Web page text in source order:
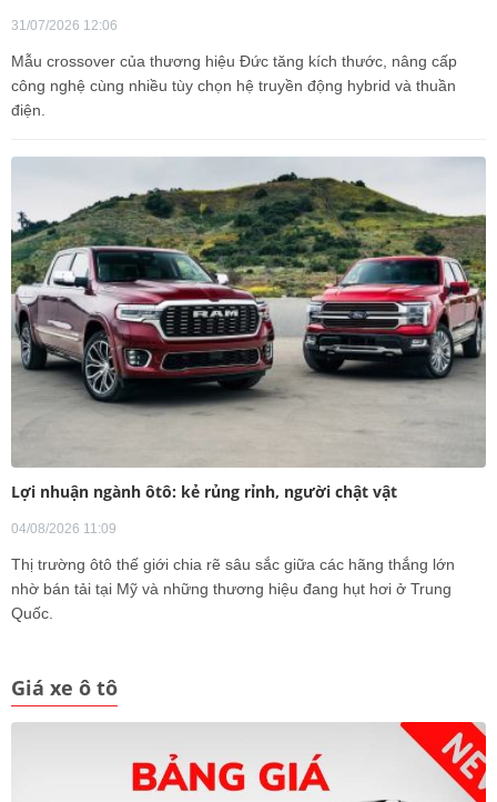
31/07/2026 12:06
Mẫu crossover của thương hiệu Đức tăng kích thước, nâng cấp
công nghệ cùng nhiều tùy chọn hệ truyền động hybrid và thuần
điện.
Lợi nhuận ngành ôtô: kẻ rủng rỉnh, người chật vật
04/08/2026 11:09
Thị trường ôtô thế giới chia rẽ sâu sắc giữa các hãng thắng lớn
nhờ bán tải tại Mỹ và những thương hiệu đang hụt hơi ở Trung
Quốc.
Giá xe ô tô